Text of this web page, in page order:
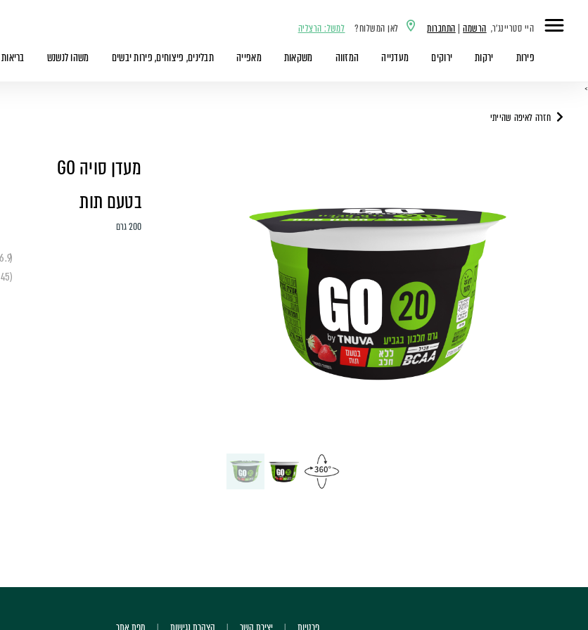
היי סטריינג'ר, הרשמה| התחברות לאן המשלוח? למשל: הרצליה
פירות ירקות ירוקים מעדנייה המזווה משקאות מאפייה תבלינים, פיצוחים, פירות יבשים משהו לנשנש בריאות
>
חזרה לאיפה שהייתי
מעדן סויה GO
בטעם תות
200 גרם
(₪6.9 / יחידה)
(₪3.45 / 100 גרם)